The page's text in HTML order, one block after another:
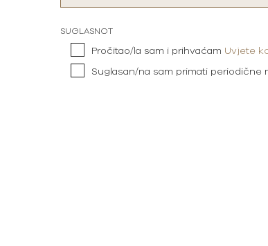
SUGLASNOT
Pročitao/la sam i prihvaćam Uvjete
Suglasan/na sam primati periodične